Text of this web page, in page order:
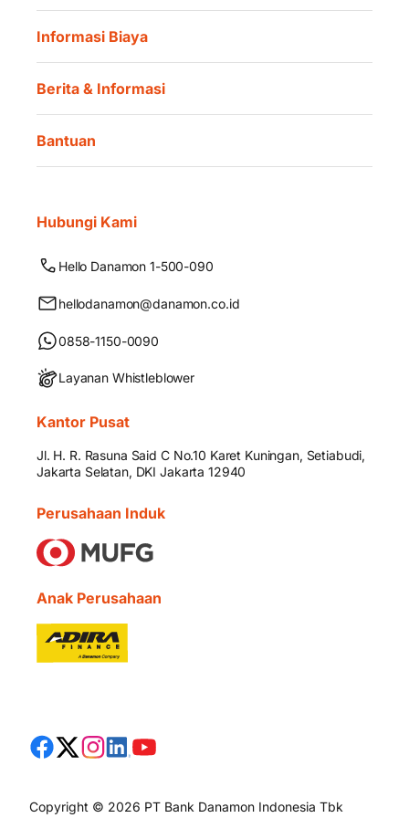
Informasi Biaya
Berita & Informasi
Bantuan
Hubungi Kami
Hello Danamon 1-500-090
hellodanamon@danamon.co.id
0858-1150-0090
Layanan Whistleblower
Kantor Pusat
Jl. H. R. Rasuna Said C No.10 Karet Kuningan, Setiabudi,
Jakarta Selatan, DKI Jakarta 12940
Perusahaan Induk
Anak Perusahaan
Copyright © 2026 PT Bank Danamon Indonesia Tbk